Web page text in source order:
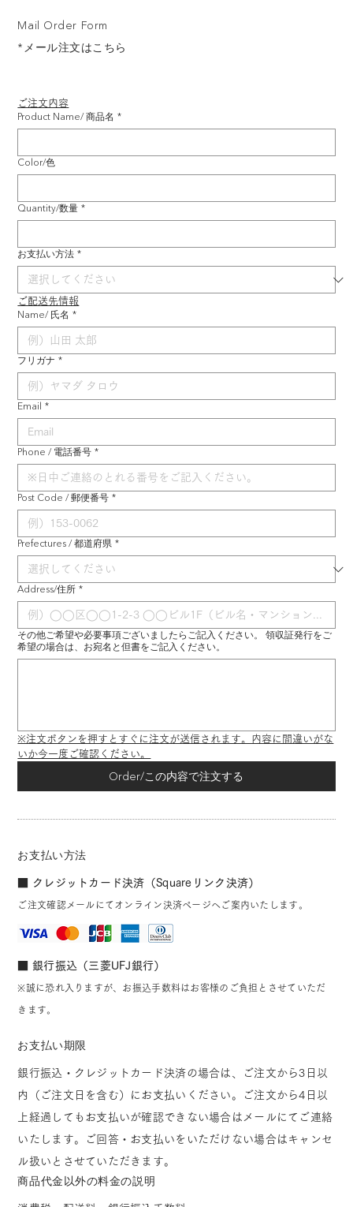
ご注文内容
Product Name/ 商品名 *
Color/色
Quantity/数量 *
お支払い方法 *
ご配送先情報
Name/ 氏名 *
フリガナ *
Email *
Phone / 電話番号 *
Post Code / 郵便番号 *
Prefectures / 都道府県 *
Address/住所 *
その他ご希望や必要事項ございましたらご記入ください。 領収証発行をご
希望の場合は、お宛名と但書をご記入ください。
※注文ボタンを押すとすぐに注文が送信されます。内容に間違いがな
いか今一度ご確認ください。
Order/この内容で注文する
お支払い方法
■ クレジットカード決済（Squareリンク決済）
ご注文確認メールにてオンライン決済ページへご案内いたします。
■ 銀行振込（三菱UFJ銀行）
※誠に恐れ入りますが、お振込手数料はお客様のご負担とさせていただ
きます。
お支払い期限
銀行振込・クレジットカード決済の場合は、ご注文から3日以
内（ご注文日を含む）にお支払いください。ご注文から4日以
上経過してもお支払いが確認できない場合はメールにてご連絡
いたします。ご回答・お支払いをいただけない場合はキャンセ
ル扱いとさせていただきます。
商品代金以外の料金の説明
Mail Order Form
*メール注文はこちら